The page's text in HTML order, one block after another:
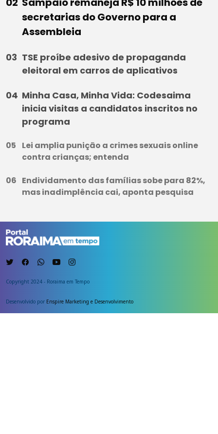
secretarias do Governo para a
Assembleia
TSE proíbe adesivo de propaganda
eleitoral em carros de aplicativos
Minha Casa, Minha Vida: Codesaima
inicia visitas a candidatos inscritos no
programa
Lei amplia punição a crimes sexuais online
contra crianças; entenda
Endividamento das famílias sobe para 82%,
mas inadimplência cai, aponta pesquisa
Copyright 2024 - Roraima em Tempo
Desenvolvido por Enspire Marketing e Desenvolvimento